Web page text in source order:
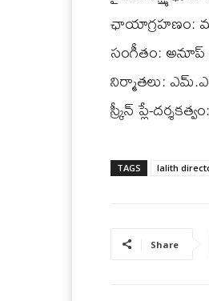
ఛాయాగ్రహణం:
సంగీతం: అనూప్
నిర్మాతలు:
స్క్రీన్ ప్లే-
TAGS lalith
Share